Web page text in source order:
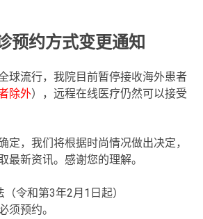
预约方式变更通知
球流行，我院目前暂停接收海外患者
除外）， 远程在线医疗仍然可以接受
定，我们将根据时尚情况做出决定，
最新资讯。感谢您的理解。
（令和第3年2月 1 日起）
须预约。